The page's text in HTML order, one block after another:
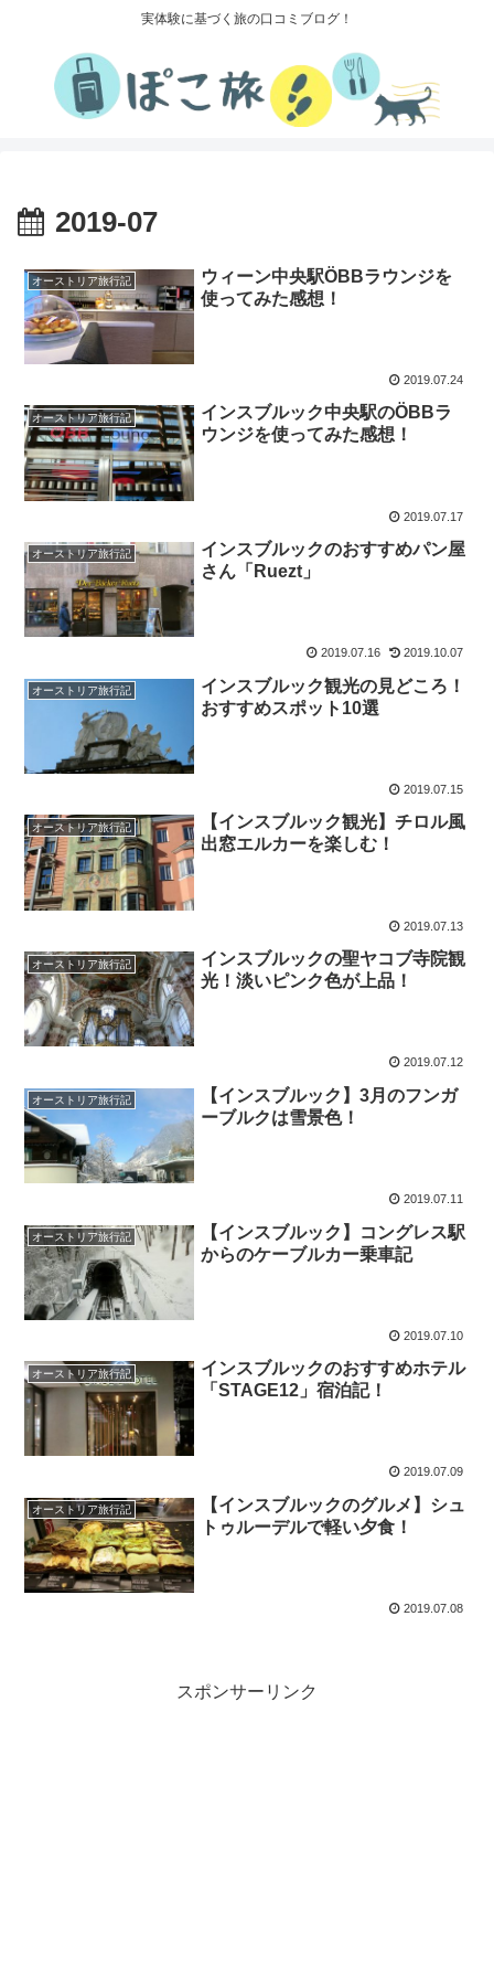
実体験に基づく旅の口コミブログ！
2019-07
オーストリア旅行記
ウィーン中央駅ÖBBラウンジを
使ってみた感想！
2019.07.24
オーストリア旅行記
インスブルック中央駅のÖBBラ
ウンジを使ってみた感想！
2019.07.17
オーストリア旅行記
インスブルックのおすすめパン屋
さん「Ruezt」
2019.07.16 2019.10.07
オーストリア旅行記
インスブルック観光の見どころ！
おすすめスポット10選
2019.07.15
オーストリア旅行記
【インスブルック観光】チロル風
出窓エルカーを楽しむ！
2019.07.13
オーストリア旅行記
インスブルックの聖ヤコブ寺院観
光！淡いピンク色が上品！
2019.07.12
オーストリア旅行記
【インスブルック】3月のフンガ
ーブルクは雪景色！
2019.07.11
オーストリア旅行記
【インスブルック】コングレス駅
からのケーブルカー乗車記
2019.07.10
オーストリア旅行記
インスブルックのおすすめホテル
「STAGE12」宿泊記！
2019.07.09
オーストリア旅行記
【インスブルックのグルメ】シュ
トゥルーデルで軽い夕食！
2019.07.08
スポンサーリンク